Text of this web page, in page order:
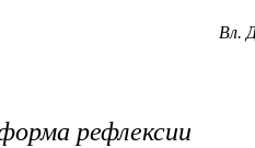
Вл.
рефлексии